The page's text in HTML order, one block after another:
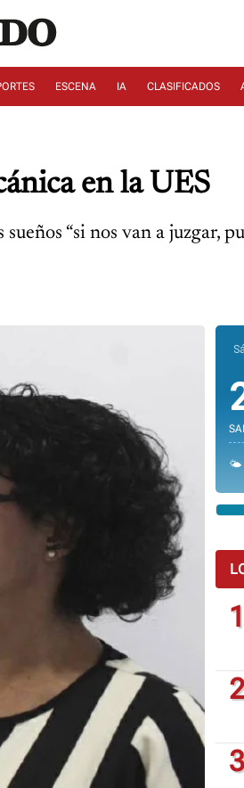
ESCENA IA CLASIFICADOS
en la UES
“si nos van a juzgar,
🌤️
1
2
3